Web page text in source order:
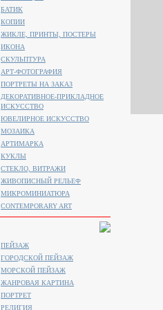
БАТИК
КОПИИ
ЖИКЛЕ, ПРИНТЫ, ПОСТЕРЫ
ИКОНА
СКУЛЬПТУРА
АРТ-ФОТОГРАФИЯ
ПОРТРЕТЫ НА ЗАКАЗ
ДЕКОРАТИВНОЕ-ПРИКЛАДНОЕ
ИСКУССТВО
ЮВЕЛИРНОЕ ИСКУССТВО
МОЗАИКА
АРТИМАРКА
КУКЛЫ
СТЕКЛО, ВИТРАЖИ
ЖИВОПИСНЫЙ РЕЛЬЕФ
МИКРОМИНИАТЮРА
CONTEMPORARY ART
ПЕЙЗАЖ
ГОРОДСКОЙ ПЕЙЗАЖ
МОРСКОЙ ПЕЙЗАЖ
ЖАНРОВАЯ КАРТИНА
ПОРТРЕТ
РЕЛИГИЯ